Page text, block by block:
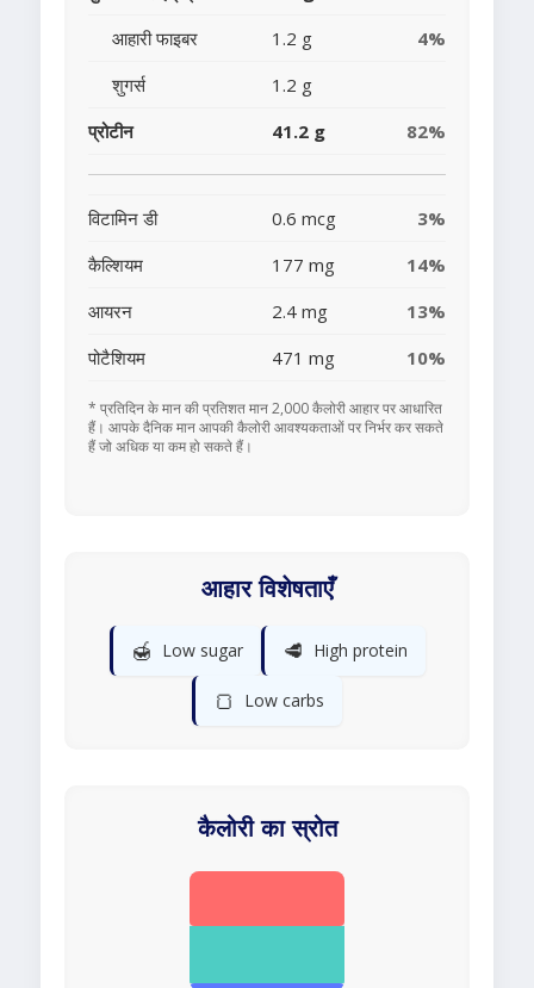
आहारी फाइबर
1.2 g
4%
शुगर्स
1.2 g
प्रोटीन
41.2 g 82%
विटामिन डी 0.6 mcg
3%
कैल्शियम
177 mg
14%
आयरन
2.4 mg
13%
पोटैशियम
471 mg 10%
* प्रतिदिन के मान की प्रतिशत मान 2,000 कैलोरी आहार पर आधारित
हैं। आपके दैनिक मान आपकी कैलोरी आवश्यकताओं पर निर्भर कर सकते
हैं जो अधिक या कम हो सकते हैं।
आहार विशेषताएँ
🍯 Low sugar 🥩 High protein
🍞 Low carbs
कैलोरी का स्रोत